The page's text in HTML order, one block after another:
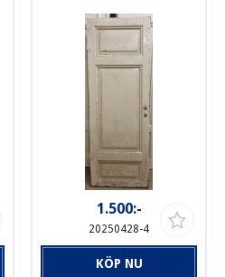
1.500:-
20250428-4
KÖP NU